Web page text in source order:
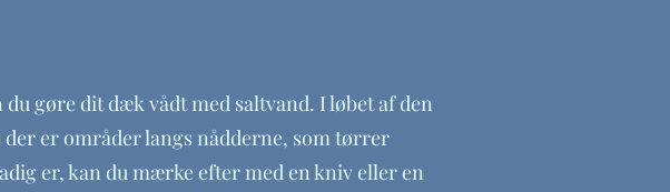
du gøre dit dæk vådt med saltvand. I løbet af den
er områder langs nådderne, som tørrer
er, kan du mærke efter med en kniv eller en